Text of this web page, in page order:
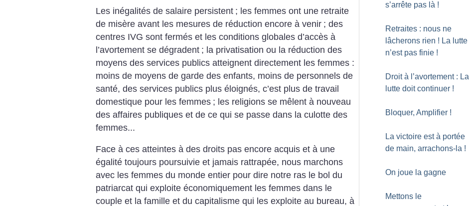
Les inégalités de salaire persistent ; les femmes ont une retraite
de misère avant les mesures de réduction encore à venir ; des
centres IVG sont fermés et les conditions globales d’accès à
l’avortement se dégradent ; la privatisation ou la réduction des
moyens des services publics atteignent directement les femmes :
moins de moyens de garde des enfants, moins de personnels de
santé, des services publics plus éloignés, c’est plus de travail
domestique pour les femmes ; les religions se mêlent à nouveau
des affaires publiques et de ce qui se passe dans la culotte des
femmes...
Face à ces atteintes à des droits pas encore acquis et à une
égalité toujours poursuivie et jamais rattrapée, nous marchons
avec les femmes du monde entier pour dire notre ras le bol du
patriarcat qui exploite économiquement les femmes dans le
couple et la famille et du capitalisme qui les exploite au bureau, à
s’arrête pas là !
Retraites : nous ne
lâcherons rien ! La lutte
n’est pas finie !
Droit à l’avortement : La
lutte doit continuer !
Bloquer, Amplifier !
La victoire est à portée
de main, arrachons-la !
On joue la gagne
Mettons le